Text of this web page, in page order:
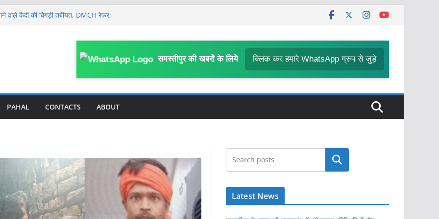
वाले कैदी की बिगड़ी तबीयत, DMCH रेफर;
में 7 अगस्त तक मध्यम से भारी वर्षा और
का ICU गार्ड के भरोसे, डॉक्टर व नर्सिंग
में तैनात किये गये थे डॉक्टर व नर्सिंग
समस्तीपुर की खबरों के लिये क्लिक कर हमारे WhatsApp ग्रुप से जुड़े
PAHAL CONTACTS ABOUT
खोजें
Latest News